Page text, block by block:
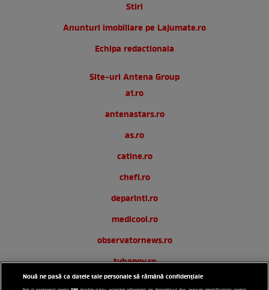
Stiri
Anunturi imobiliare pe Lajumate.ro
Echipa redactionala
Site-uri Antena Group
a1.ro
antenastars.ro
as.ro
catine.ro
chefi.ro
deparinti.ro
medicool.ro
observatornews.ro
tvhappy.ro
useit.ro
Nouă ne pasă ca datele tale personale să rămână confidențiale